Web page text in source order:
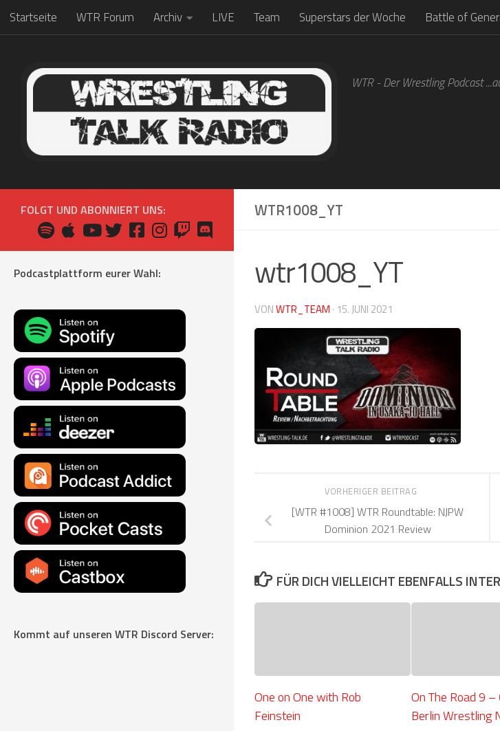
Zum Inhalt springen
Startseite WTR Forum Archiv LIVE Team Superstars der Woche Battle of
WTR - Der Wrestling Podcast
WTR1008_YT
wtr1008_YT
VONWTR_TEAM · 15. JUNI 2021
VORHERIGER BEITRAG
[WTR #1008] WTR Roundtable: NJPW
Dominion 2021 Review
FÜR DICH VIELLEICHT EBENFALLS
One on One with Rob
Feinstein
On The Road 9 –
Berlin Wrestling
FOLGT UND ABONNIERT UNS:
Podcastplattform eurer Wahl:
Kommt auf unseren WTR Discord Server: